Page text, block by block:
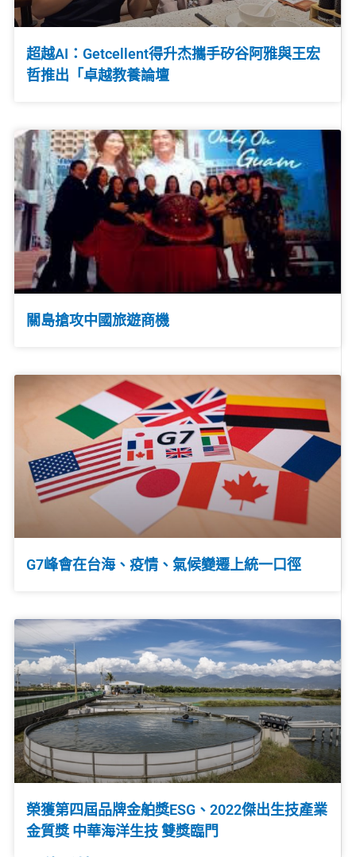
超越AI：Getcellent得升杰攜手矽谷阿雅與王宏
哲推出「卓越教養論壇
關島搶攻中國旅遊商機
G7峰會在台海、疫情、氣候變遷上統一口徑
榮獲第四屆品牌金舶獎ESG、2022傑出生技產業
金質獎 中華海洋生技 雙獎臨門